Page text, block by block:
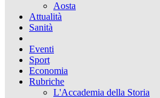
Aosta
Attualità
Sanità
Eventi
Sport
Economia
Rubriche
L'Accademia della Storia